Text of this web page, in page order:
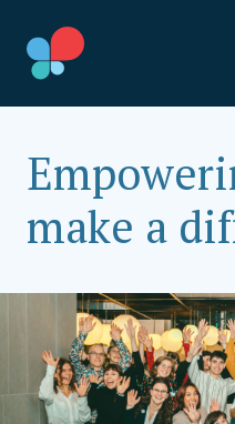
zum
Inhalt
SIA Länder
make a